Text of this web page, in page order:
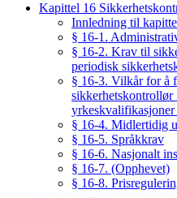
Kapittel 16
Innledning til
§ 16-1.
§ 16-2. Krav til
periodisk
§ 16-3. Vilkår for å
sikkerhetskontrollør
yrkeskvalifikasjoner
§ 16-4. Midlertidig
§ 16-5. Språkkrav
§ 16-6. Nasjonalt
§ 16-7. (Opphevet)
§ 16-8.